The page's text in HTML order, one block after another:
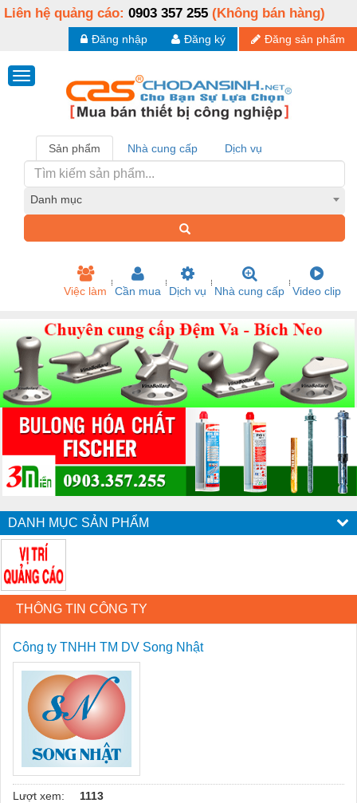
Liên hệ quảng cáo: 0903 357 255 (Không bán hàng)
Đăng sản phẩm
Đăng ký
Đăng nhập
Sản phẩm Nhà cung cấp Dịch vụ
Danh mục
Việc làm Cần mua Dịch vụ Nhà cung cấp Video clip
DANH MỤC SẢN PHẨM
THÔNG TIN CÔNG TY
Công ty TNHH TM DV Song Nhật
Lượt xem:
1113